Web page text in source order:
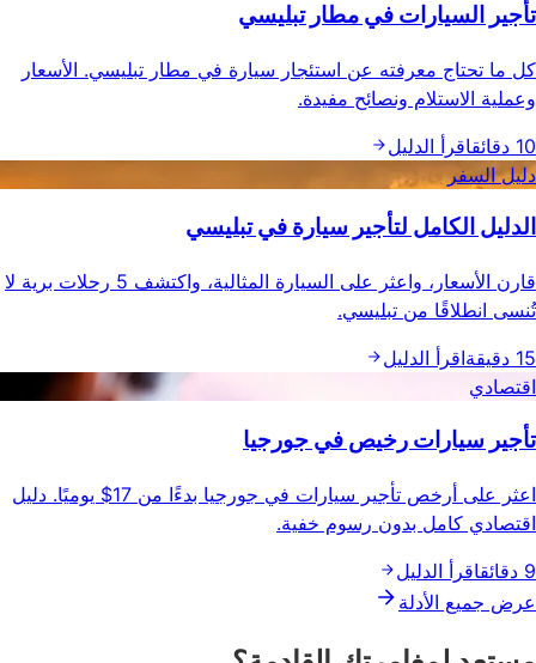
تأجير السيارات في مطار تبليسي
كل ما تحتاج معرفته عن استئجار سيارة في مطار تبليسي. الأسعار
وعملية الاستلام ونصائح مفيدة.
10 دقائق
اقرأ الدليل
دليل السفر
الدليل الكامل لتأجير سيارة في تبليسي
قارن الأسعار، واعثر على السيارة المثالية، واكتشف 5 رحلات برية لا
تُنسى انطلاقًا من تبليسي.
15 دقيقة
اقرأ الدليل
اقتصادي
تأجير سيارات رخيص في جورجيا
اعثر على أرخص تأجير سيارات في جورجيا بدءًا من 17$ يوميًا. دليل
اقتصادي كامل بدون رسوم خفية.
9 دقائق
اقرأ الدليل
عرض جميع الأدلة